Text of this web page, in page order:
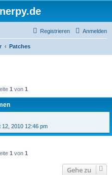
Anmelden
Registrieren
Patches
1 von 1
12, 2010 12:46 pm
1 von 1
Gehe zu